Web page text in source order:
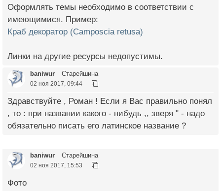
Оформлять темы необходимо в соответствии с
имеющимися. Пример:
Краб декоратор (Camposcia retusa)
Линки на другие ресурсы недопустимы.
baniwur Старейшина
02 ноя 2017, 09:44
Здравствуйте , Роман ! Если я Вас правильно понял
, то : при названии какого - нибудь ,, зверя " - надо
обязательно писать его латинское название ?
baniwur Старейшина
02 ноя 2017, 15:53
Фото